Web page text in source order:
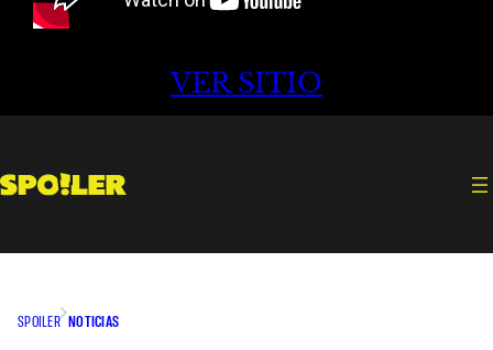
VER SITIO
SPOILER NOTICIAS